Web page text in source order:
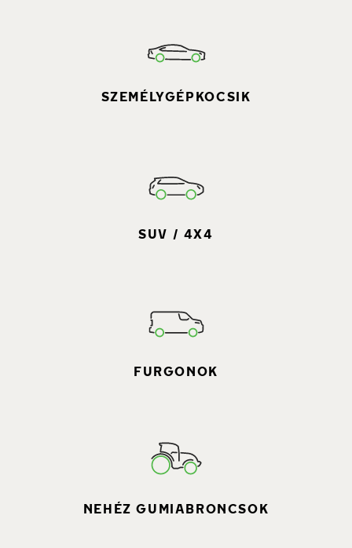
SZEMÉLYGÉPKOCSIK
SUV / 4X4
FURGONOK
NEHÉZ GUMIABRONCSOK